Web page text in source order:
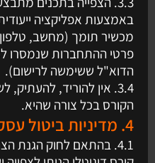
באמצעות אפליקציה
מכשיר תומך (מחשב,
פרטי ההתחברות
הדוא"ל ששימשה לרישום).
3.4. אין להוריד,
הקורס בכל צורה שהיא.
4. מדיניות ביטול עסקה